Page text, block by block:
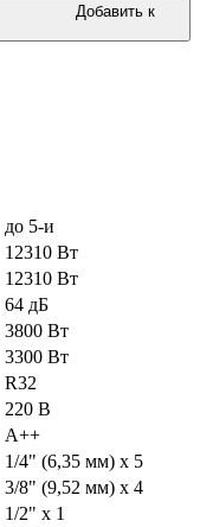
Добавить к
до 5-и
12310 Вт
12310 Вт
64 дБ
3800 Вт
3300 Вт
R32
220 В
A++
1/4" (6,35 мм) х 5
3/8" (9,52 мм) х 4
1/2" х 1